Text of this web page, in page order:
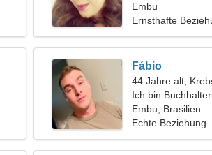
Embu
Ernsthafte
Fábio
44 Jahre alt,
Ich bin
charmante Frau
Embu, Brasilien
Echte Beziehung